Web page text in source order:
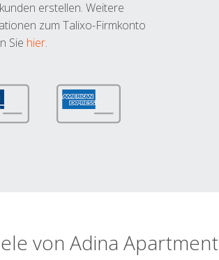
erstellen. Weitere
zum Talixo-Firmkonto
Sie hier.
von Adina Apartment